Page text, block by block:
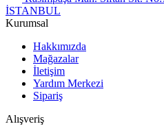
İSTANBUL
Kurumsal
Hakkımızda
Mağazalar
İletişim
Yardım Merkezi
Sipariş
Alışveriş